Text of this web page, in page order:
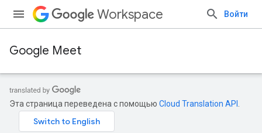
Workspace Войти
Google Meet
Эта страница переведена с помощью Cloud Translation API